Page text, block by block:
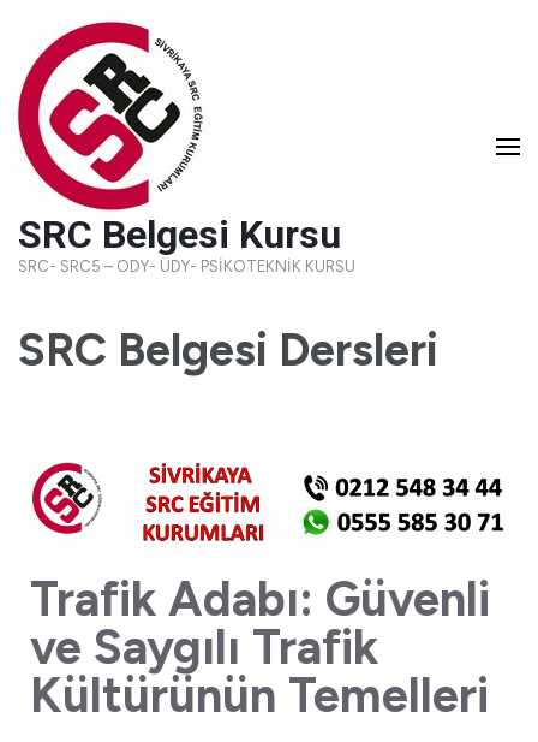
SRC Belgesi Kursu
SRC- SRC5 – ODY- ÜDY- PSİKOTEKNİK KURSU
SRC Belgesi Dersleri
Trafik Adabı: Güvenli
ve Saygılı Trafik
Kültürünün Temelleri